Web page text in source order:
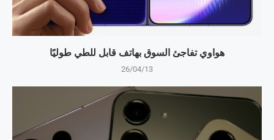
هواوي تفاجئ السوق بهاتف قابل للطي طوليًا
26/04/13